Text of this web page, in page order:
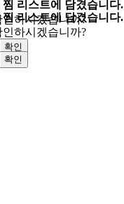
찜 리스트에 담겼습니다.
인하시겠습니까?
확인
찜 리스트에 담겼습니다.
인하시겠습니까?
확인